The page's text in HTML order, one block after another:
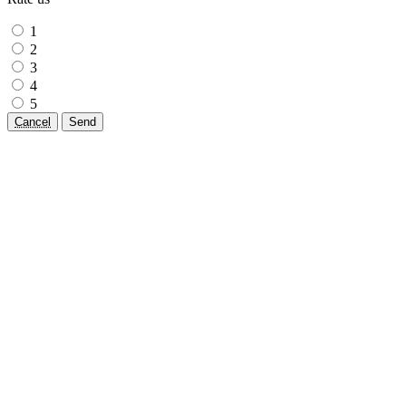
1
2
3
4
5
Cancel Send